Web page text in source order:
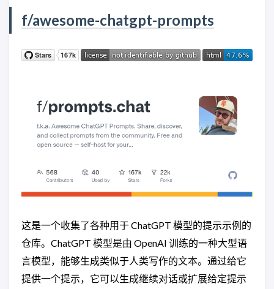
f/awesome-chatgpt-prompts
这是一个收集了各种用于 ChatGPT 模型的提示示例的
仓库。ChatGPT 模型是由 OpenAI 训练的一种大型语
言模型，能够生成类似于人类写作的文本。通过给它
提供一个提示，它可以生成继续对话或扩展给定提示